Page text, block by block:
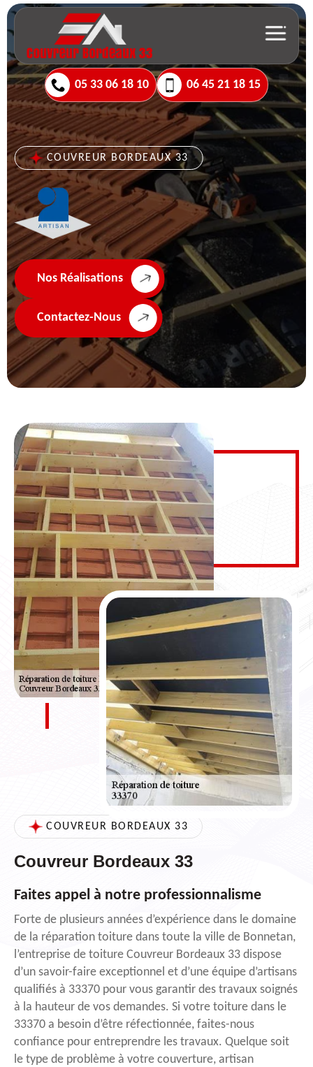
05 33 06 18 10 06 45 21 18 15
COUVREUR BORDEAUX 33
Nos Réalisations
Contactez-Nous
COUVREUR BORDEAUX 33
Couvreur Bordeaux 33
Faites appel à notre professionnalisme
Forte de plusieurs années d’expérience dans le domaine
de la réparation toiture dans toute la ville de Bonnetan,
l’entreprise de toiture Couvreur Bordeaux 33 dispose
d’un savoir-faire exceptionnel et d’une équipe d’artisans
qualifiés à 33370 pour vous garantir des travaux soignés
à la hauteur de vos demandes. Si votre toiture dans le
33370 a besoin d’être réfectionnée, faites-nous
confiance pour entreprendre les travaux. Quelque soit
le type de problème à votre couverture, artisan